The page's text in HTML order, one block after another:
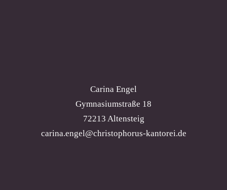
Carina Engel
Gymnasiumstraße 18
72213 Altensteig
carina.engel@christophorus-kantorei.de